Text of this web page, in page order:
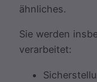
ähnliches.
Sie werden
verarbeitet: